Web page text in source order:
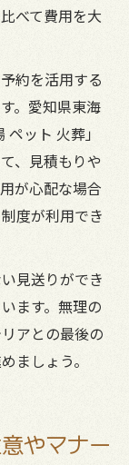
べて費用を大
約を活用する
。愛知県東海
ット 火葬」
、見積もりや
が心配な場合
度が利用でき
見送りができ
ます。無理の
アとの最後の
ましょう。
やマナー